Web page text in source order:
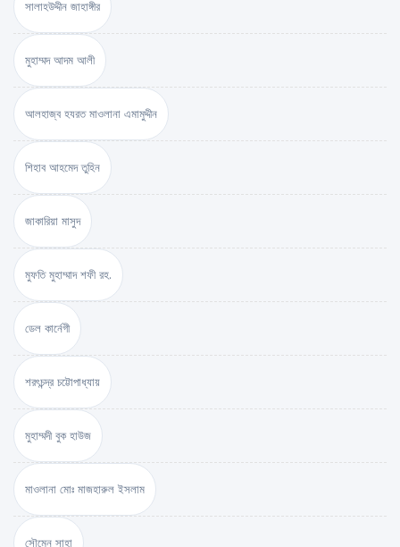
সালাহউদ্দীন জাহাঙ্গীর
মুহাম্মদ আদম আলী
আলহাজ্ব হযরত মাওলানা এমামুদ্দীন
শিহাব আহমেদ তুহিন
জাকারিয়া মাসুদ
মুফতি মুহাম্মাদ শফী রহ.
ডেল কার্নেগী
শরৎচন্দ্র চট্টোপাধ্যায়
মুহাম্মদী বুক হাউজ
মাওলানা মোঃ মাজহারুল ইসলাম
সৌমেন সাহা